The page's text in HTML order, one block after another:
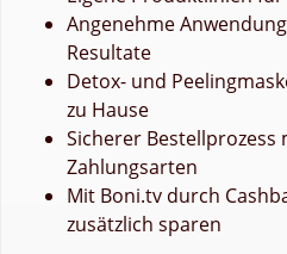
Angenehme
Resultate
Detox- und
zu Hause
Sicherer Bestellprozess
Zahlungsarten
Mit Boni.tv durch
zusätzlich sparen